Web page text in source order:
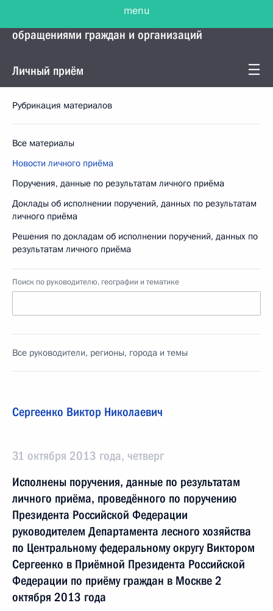
Управление Президента по работе с
обращениями граждан и организаций
Личный приём
Рубрикация материалов
Все материалы
Новости личного приёма
Поручения, данные по результатам личного приёма
Доклады об исполнении поручений, данных по результатам
личного приёма
Решения по докладам об исполнении поручений, данных по
результатам личного приёма
Поиск по руководителю, географии и тематике
Все руководители, регионы, города и темы
Сергеенко Виктор Николаевич
31 октября 2013 года, четверг
Исполнены поручения, данные по результатам
личного приёма, проведённого по поручению
Президента Российской Федерации
руководителем Департамента лесного хозяйства
по Центральному федеральному округу Виктором
Сергеенко в Приёмной Президента Российской
Федерации по приёму граждан в Москве 2
октября 2013 года